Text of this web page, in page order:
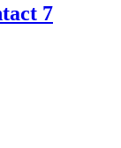
7